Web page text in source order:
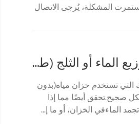
المشكلة، يُرجى الاتصال
[ثلاجة إل جي] ماذا تفعل إذا لم يتم توزيع الماء أو الثلج (طراز خزان الماء)
التي تستخدم خزان مياه(بدون
صحيح.تحقق أيضًا مما إذا
الماءفي الخزان، أو ما إ...